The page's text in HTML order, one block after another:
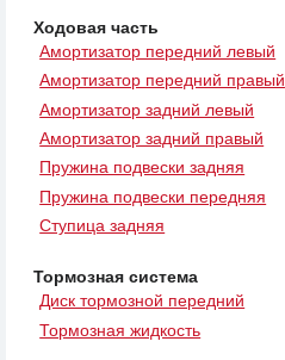
Ходовая часть
Амортизатор передний левый
Амортизатор передний правый
Амортизатор задний левый
Амортизатор задний правый
Пружина подвески задняя
Пружина подвески передняя
Ступица задняя
Тормозная система
Диск тормозной передний
Тормозная жидкость